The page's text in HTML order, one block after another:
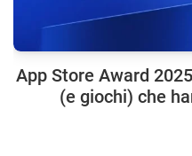
App Store Award
(e giochi) che